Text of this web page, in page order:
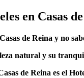
en Casas
de Reina y no
natural y su
de Reina es el